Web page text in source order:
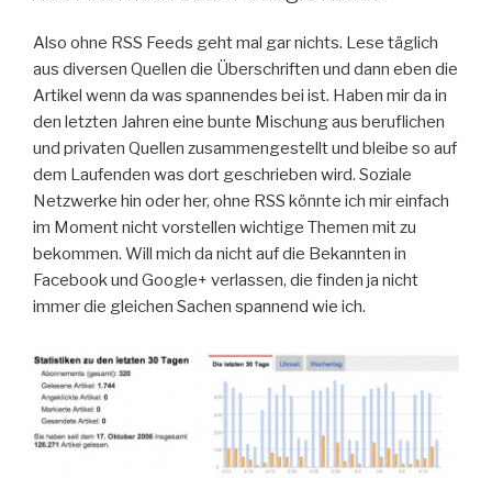
Also ohne RSS Feeds geht mal gar nichts. Lese täglich
aus diversen Quellen die Überschriften und dann eben die
Artikel wenn da was spannendes bei ist. Haben mir da in
den letzten Jahren eine bunte Mischung aus beruflichen
und privaten Quellen zusammengestellt und bleibe so auf
dem Laufenden was dort geschrieben wird. Soziale
Netzwerke hin oder her, ohne RSS könnte ich mir einfach
im Moment nicht vorstellen wichtige Themen mit zu
bekommen. Will mich da nicht auf die Bekannten in
Facebook und Google+ verlassen, die finden ja nicht
immer die gleichen Sachen spannend wie ich.